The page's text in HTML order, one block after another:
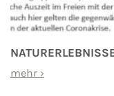
mehr ›